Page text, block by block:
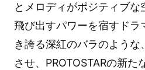
とメロディがポジティブな
飛び出すパワーを宿すドラ
き誇る深紅のバラのような
させ、PROTOSTARの新た